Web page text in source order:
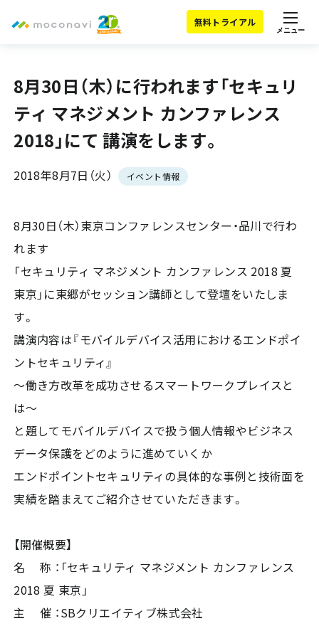
無料トライアル
メニュー
8月30日（木）に行われます「セキュリ
ティ マネジメント カンファレンス
2018」にて 講演をします。
2018年8月7日（火） イベント情報
8月30日（木）東京コンファレンスセンター・品川で行わ
れます
「セキュリティ マネジメント カンファレンス 2018 夏
東京」に東郷がセッション講師として登壇をいたしま
す。
講演内容は『モバイルデバイス活用におけるエンドポイ
ントセキュリティ』
～働き方改革を成功させるスマートワークプレイスと
は～
と題してモバイルデバイスで扱う個人情報やビジネス
データ保護をどのように進めていくか
エンドポイントセキュリティの具体的な事例と技術面を
実績を踏まえてご紹介させていただきます。
【開催概要】
名 称 ：「セキュリティ マネジメント カンファレンス
2018 夏 東京」
主 催 ：SBクリエイティブ株式会社